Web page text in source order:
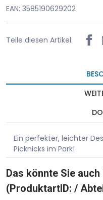
EAN: 3585190629202
Teile diesen Artikel:
Ein perfekter, leichter
Picknicks im Park!
Das könnte Sie
(ProduktartID: /